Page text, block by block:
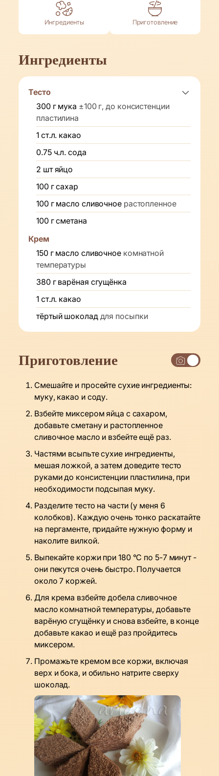
Ингредиенты Приготовление
Ингредиенты
Тесто
300 г мука ±100 г, до консистенции
пластилина
1 ст.л. какао
0.75 ч.л. сода
2 шт яйцо
100 гсахар
100 г масло сливочное растопленное
100 гсметана
Крем
150 г масло сливочное комнатной
температуры
380 г варёная сгущёнка
1 ст.л. какао
тёртый шоколад для посыпки
Приготовление
Смешайте и просейте сухие ингредиенты:
муку, какао и соду.
Взбейте миксером яйца с сахаром,
добавьте сметану и растопленное
сливочное масло и взбейте ещё раз.
Частями всыпьте сухие ингредиенты,
мешая ложкой, а затем доведите тесто
руками до консистенции пластилина, при
необходимости подсыпая муку.
Разделите тесто на части (у меня 6
колобков). Каждую очень тонко раскатайте
на пергаменте, придайте нужную форму и
наколите вилкой.
Выпекайте коржи при 180 °C по 5-7 минут -
они пекутся очень быстро. Получается
около 7 коржей.
Для крема взбейте добела сливочное
масло комнатной температуры, добавьте
варёную сгущёнку и снова взбейте, в конце
добавьте какао и ещё раз пройдитесь
миксером.
Промажьте кремом все коржи, включая
верх и бока, и обильно натрите сверху
шоколад.